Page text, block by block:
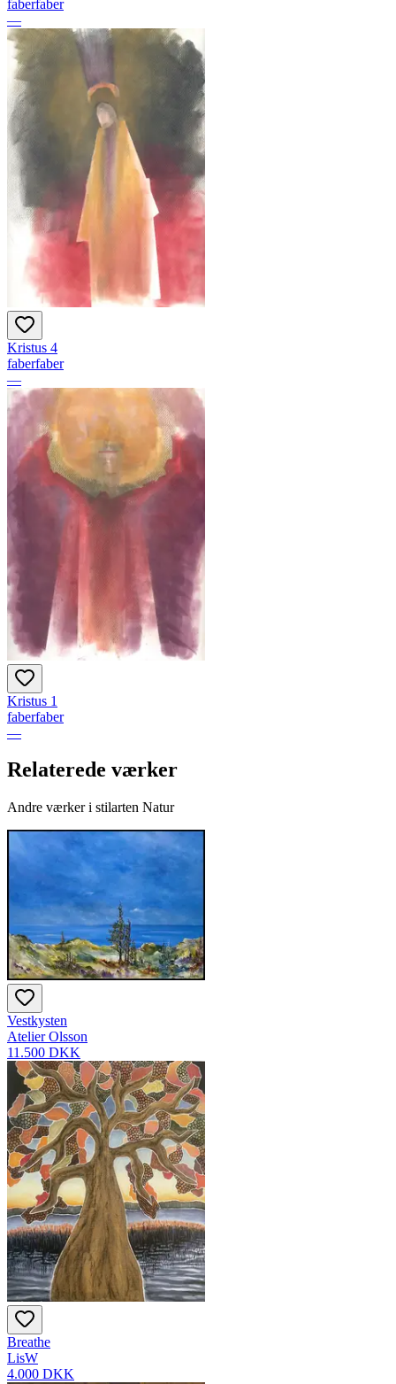
faberfaber
—
Kristus 4
faberfaber
—
Kristus 1
faberfaber
—
Relaterede værker
Andre værker i stilarten Natur
Vestkysten
Atelier Olsson
11.500 DKK
Breathe
LisW
4.000 DKK